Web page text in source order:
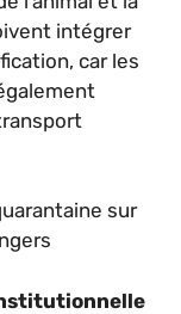
intégrer
car les
sur